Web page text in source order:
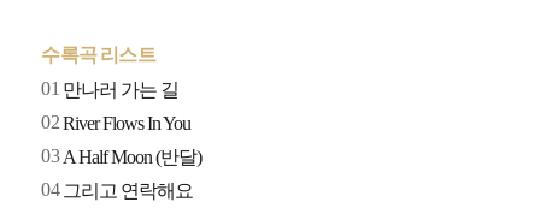
수록곡 리스트
01 만나러 가는 길
02River Flows In You
03A Half Moon (반달)
04 그리고 연락해요